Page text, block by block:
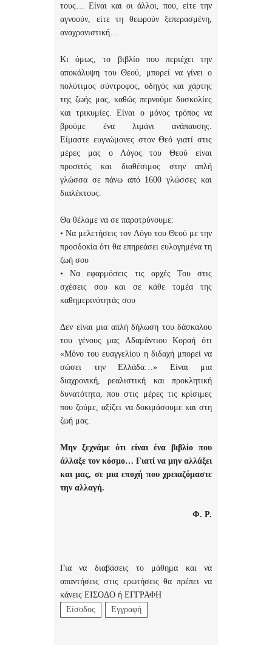
τους… Είναι και οι άλλοι, που, είτε την
αγνοούν, είτε τη θεωρούν ξεπερασμένη,
αναχρονιστική…
Κι όμως, το βιβλίο που περιέχει την
αποκάλυψη του Θεού, μπορεί να γίνει ο
πολύτιμος σύντροφος, οδηγός και χάρτης
της ζωής μας, καθώς περνούμε δυσκολίες
και τρικυμίες. Είναι ο μόνος τρόπος να
βρούμε ένα λιμάνι ανάπαυσης.
Είμαστε ευγνώμονες στον Θεό γιατί στις
μέρες μας ο Λόγος του Θεού είναι
προσιτός και διαθέσιμος στην απλή
γλώσσα σε πάνω από 1600 γλώσσες και
διαλέκτους.
Θα θέλαμε να σε παροτρύνουμε:
• Να μελετήσεις τον Λόγο του Θεού με την
προσδοκία ότι θα επηρεάσει ευλογημένα τη
ζωή σου
• Να εφαρμόσεις τις αρχές Του στις
σχέσεις σου και σε κάθε τομέα της
καθημερινότητάς σου
Δεν είναι μια απλή δήλωση του δάσκαλου
του γένους μας Αδαμάντιου Κοραή ότι
«Μόνο του ευαγγελίου η διδαχή μπορεί να
σώσει την Ελλάδα…» Είναι μια
διαχρονική, ρεαλιστική και προκλητική
δυνατότητα, που στις μέρες τις κρίσιμες
που ζούμε, αξίζει να δοκιμάσουμε και στη
ζωή μας.
Μην ξεχνάμε ότι είναι ένα βιβλίο που
άλλαξε τον κόσμο… Γιατί να μην αλλάξει
και μας, σε μια εποχή που χρειαζόμαστε
την αλλαγή.
Φ. Ρ.
Για να διαβάσεις το μάθημα και να
απαντήσεις στις ερωτήσεις θα πρέπει να
κάνεις ΕΙΣΟΔΟ ή ΕΓΓΡΑΦΗ
Είσοδος
Εγγραφή